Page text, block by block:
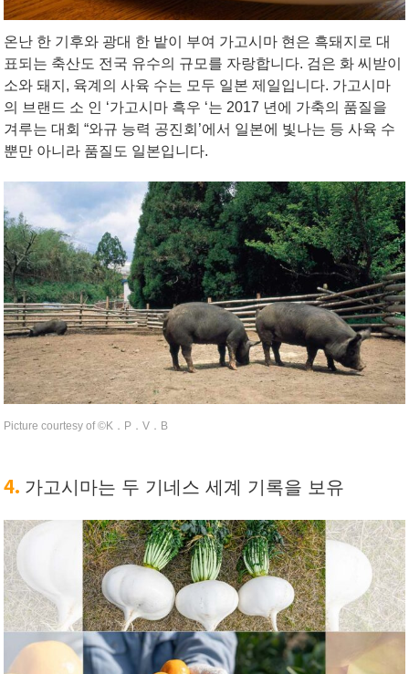
온난 한 기후와 광대 한 밭이 부여 가고시마 현은 흑돼지로 대
표되는 축산도 전국 유수의 규모를 자랑합니다. 검은 화 씨받이
소와 돼지, 육계의 사육 수는 모두 일본 제일입니다. 가고시마
의 브랜드 소 인 ‘가고시마 흑우 ‘는 2017 년에 가축의 품질을
겨루는 대회 “와규 능력 공진회’에서 일본에 빛나는 등 사육 수
뿐만 아니라 품질도 일본입니다.
Picture courtesy of ©︎K．P．V．B
4. 가고시마는 두 기네스 세계 기록을 보유